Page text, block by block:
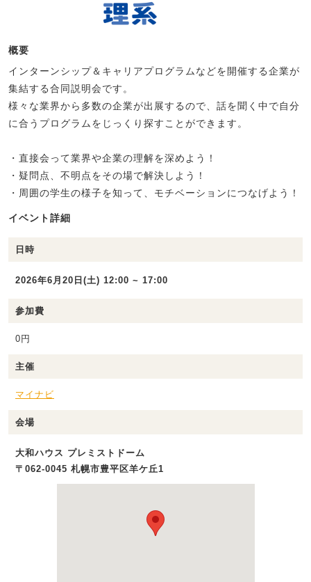
概要
インターンシップ＆キャリアプログラムなどを開催する企業が
集結する合同説明会です。
様々な業界から多数の企業が出展するので、話を聞く中で自分
に合うプログラムをじっくり探すことができます。
・直接会って業界や企業の理解を深めよう！
・疑問点、不明点をその場で解決しよう！
・周囲の学生の様子を知って、モチベーションにつなげよう！
イベント詳細
日時
2026年6月20日(土) 12:00 ~ 17:00
参加費
0円
主催
マイナビ
会場
大和ハウス プレミストドーム
〒062-0045 札幌市豊平区羊ケ丘1